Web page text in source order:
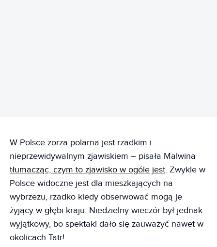
W Polsce zorza polarna jest rzadkim i
nieprzewidywalnym zjawiskiem – pisała Malwina
tłumacząc, czym to zjawisko w ogóle jest. Zwykle w
Polsce widoczne jest dla mieszkających na
wybrzeżu, rzadko kiedy obserwować mogą je
żyjący w głębi kraju. Niedzielny wieczór był jednak
wyjątkowy, bo spektakl dało się zauważyć nawet w
okolicach Tatr!